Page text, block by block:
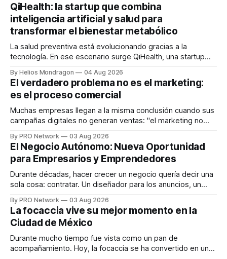
QiHealth: la startup que combina
inteligencia artificial y salud para
transformar el bienestar metabólico
La salud preventiva está evolucionando gracias a la
tecnología. En ese escenario surge QiHealth, una startup
dispositivos inteligentes, inteligencia artificial y monitoreo
en tiempo real para ayudar a las personas a tomar mejores
decisiones sobre su salud metabólica. Su propuesta busca
responder
By Helios Mondragon 04 Aug 2026
El verdadero problema no es el marketing:
es el proceso comercial
Muchas empresas llegan a la misma conclusión cuando sus
campañas digitales no generan ventas: "el marketing no
INTERIUS, el problema suele estar en otro lugar. Durante
una entrevista para el podcast SER PRO, el especialista en
marketing digital explicó que
By PRO Network 03 Aug 2026
El Negocio Autónomo: Nueva Oportunidad
para Empresarios y Emprendedores
Durante décadas, hacer crecer un negocio quería decir una
sola cosa: contratar. Un diseñador para los anuncios, un
para los textos, alguien que supiera de publicidad digital
para encontrar prospectos, un vendedor para atender
llamadas y mensajes, y —con suerte— una persona
By PRO Network 03 Aug 2026
La focaccia vive su mejor momento en la
Ciudad de México
Durante mucho tiempo fue vista como un pan de
acompañamiento. Hoy, la focaccia se ha convertido en uno